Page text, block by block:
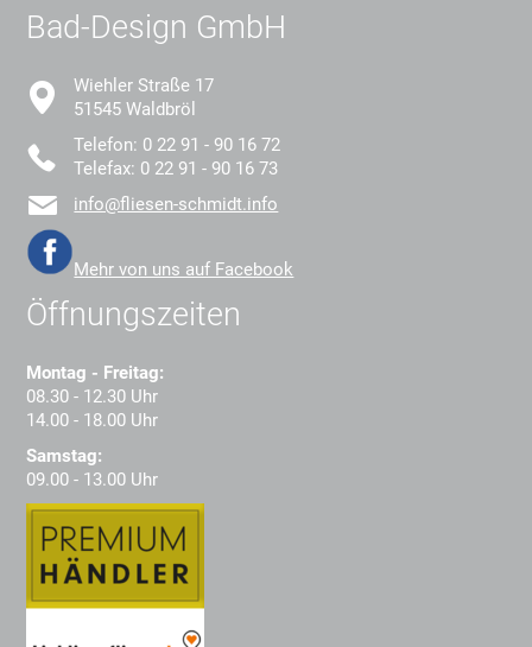
Bad-Design GmbH
Wiehler Straße 17
51545 Waldbröl
Telefon: 0 22 91 - 90 16 72
Telefax: 0 22 91 - 90 16 73
info@fliesen-schmidt.info
Mehr von uns auf Facebook
Öffnungszeiten
Montag - Freitag:
08.30 - 12.30 Uhr
14.00 - 18.00 Uhr
Samstag:
09.00 - 13.00 Uhr